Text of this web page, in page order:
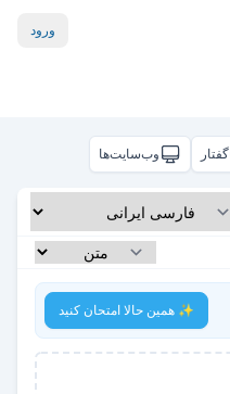
ورود
گفتار وب‌سایت‌ها
✨ همین حالا امتحان کنید